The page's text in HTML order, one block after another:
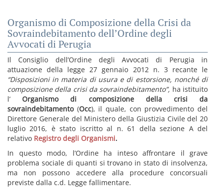
Organismo di Composizione della Crisi da
Sovraindebitamento dell’Ordine degli
Avvocati di Perugia
Il Consiglio dell’Ordine degli Avvocati di Perugia in
attuazione della legge 27 gennaio 2012 n. 3 recante le
“Disposizioni in materia di usura e di estorsione, nonché di
composizione della crisi da sovraindebitamento”, ha istituito
l’Organismo di composizione della crisi da
sovraindebitamento(Occ), il quale, con provvedimento del
Direttore Generale del Ministero della Giustizia Civile del 20
luglio 2016, è stato iscritto al n. 61 della sezione A del
relativo Registro degli Organismi.
In questo modo, l’Ordine ha inteso affrontare il grave
problema sociale di quanti si trovano in stato di insolvenza,
ma non possono accedere alla procedure concorsuali
previste dalla c.d. Legge fallimentare.